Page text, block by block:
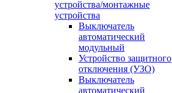
устройства/монтажные
устройства
Выключатель
автоматический
модульный
Устройство защитного
отключения (УЗО)
Выключатель
автоматический